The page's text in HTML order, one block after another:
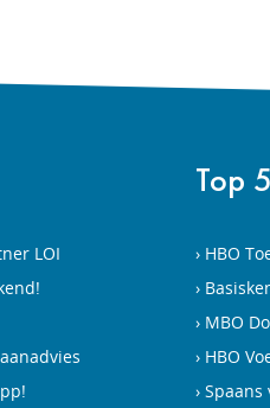
LOI
Top
HBO
MBO
HBO
Spaans